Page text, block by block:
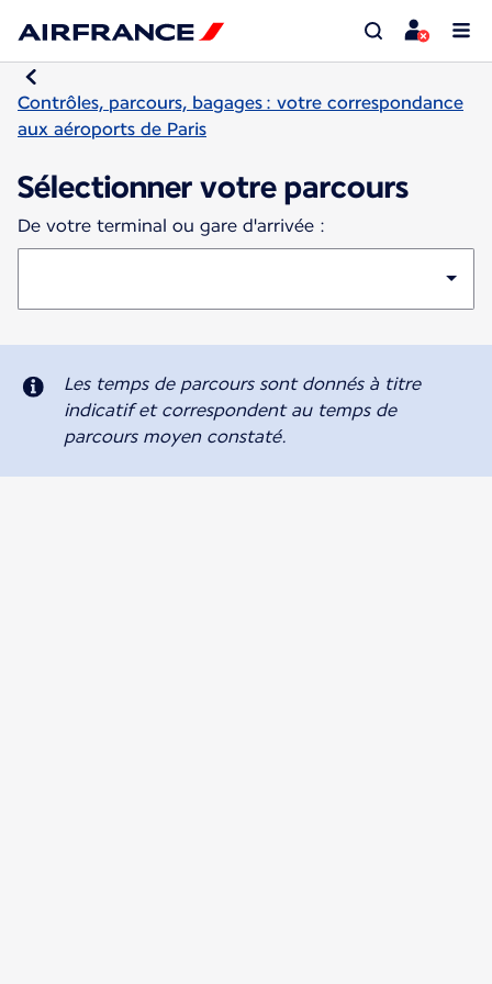
Contrôles, parcours, bagages : votre correspondance
aux aéroports de Paris
Sélectionner votre parcours
De votre terminal ou gare d'arrivée :
Les temps de parcours sont donnés à titre
indicatif et correspondent au temps de